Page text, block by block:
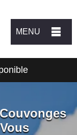
MENU